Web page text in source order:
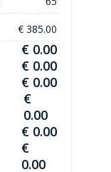
€ 385.00
€ 0.00
€ 0.00
€ 0.00
€
0.00
€ 0.00
€
0.00